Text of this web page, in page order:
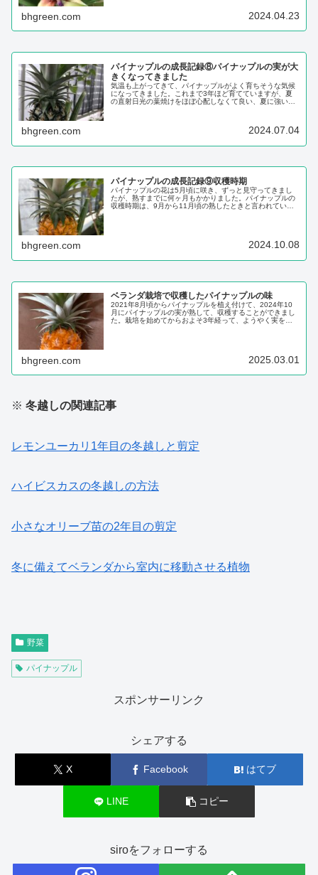
bhgreen.com 2024.04.23
パイナップルの成長記録⑧パイナップルの実が大
きくなってきました
気温も上がってきて、パイナップルがよく育ちそうな気候
になってきました。これまで3年ほど育てていますが、夏
の直射日光の葉焼けをほぼ心配しなくて良い、夏に強い植
bhgreen.com 2024.07.04
パイナップルの成長記録⑨収穫時期
パイナップルの花は5月頃に咲き、ずっと見守ってきまし
たが、熟すまでに何ヶ月もかかりました。パイナップルの
収穫時期は、9月から11月頃の熟したときと言われていま
bhgreen.com 2024.10.08
ベランダ栽培で収穫したパイナップルの味
2021年8月頃からパイナップルを植え付けて、2024年10
月にパイナップルの実が熟して、収穫することができまし
た。栽培を始めてからおよそ3年経って、ようやく実を収
bhgreen.com 2025.03.01
※ 冬越しの関連記事
レモンユーカリ1年目の冬越しと剪定
ハイビスカスの冬越しの方法
小さなオリーブ苗の2年目の剪定
冬に備えてベランダから室内に移動させる植物
野菜
パイナップル
スポンサーリンク
シェアする
X Facebook はてブ
LINE コピー
siroをフォローする